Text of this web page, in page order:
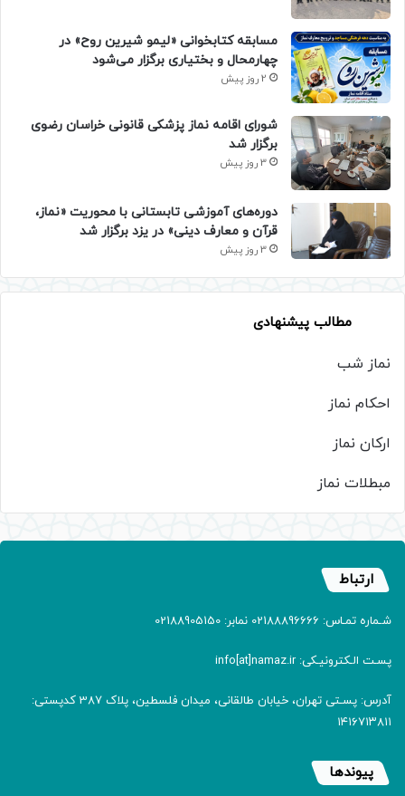
مسابقه کتابخوانی «لیمو شیرین روح» در
چهارمحال و بختیاری برگزار می‌شود
2 روز پیش
شورای اقامه نماز پزشکی قانونی خراسان رضوی
برگزار شد
3 روز پیش
دوره‌های آموزشی تابستانی با محوریت «نماز،
قرآن و معارف دینی» در یزد برگزار شد
3 روز پیش
مطالب پیشنهادی
نماز شب
احکام نماز
ارکان نماز
مبطلات نماز
ارتباط
شـماره تمـاس: 02188896666 نمابر: 02188905150
پسـت الـکترونیـکی: info[at]namaz.ir
آدرس: پسـتی تهران، خیابان طالقانی، میدان فلسطین، پلاک 387 کدپستی:
۱۴۱۶۷۱۳۸۱۱
پیوندها